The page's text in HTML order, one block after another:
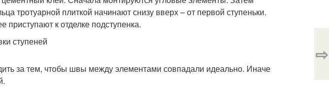
тротуарной плиткой начинают снизу вверх – от первой ступеньки.
к отделке подступенка.
ступеней
за тем, чтобы швы между элементами совпадали идеально. Иначе
⇨